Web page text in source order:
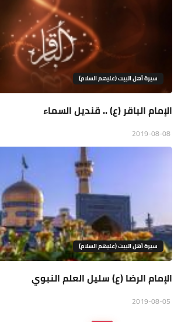
سيرة أهل البيت (عليهم السلام)
الإمام الباقر (ع) .. قنديل السماء
سيرة أهل البيت (عليهم السلام)
الإمام الرضا (ع) سليل العلم النبوي